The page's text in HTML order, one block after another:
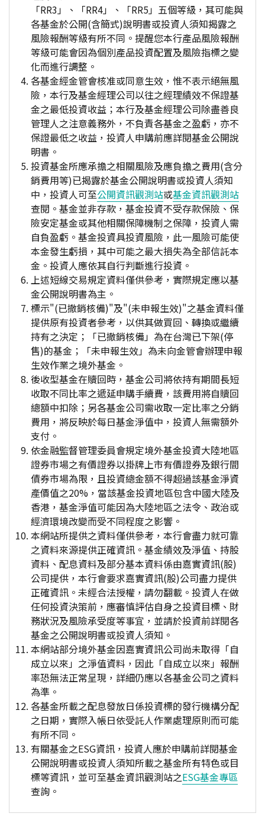
「RR3」、「RR4」、「RR5」五個等級，其可能與
各基金於公開(含簡式)說明書或投資人須知揭露之
風險報酬等級有所不同。提醒您本行產品風險報酬
等級可能會因為個別產品投資配置及風險指標之變
化而進行調整。
各基金經金管會核准或同意生效，惟不表示絕無風
險，本行及基金經理公司以往之經理績效不保證基
金之最低投資收益；本行及基金經理公司除盡善良
管理人之注意義務外，不負責各基金之盈虧，亦不
保證最低之收益，投資人申購前應詳閱基金公開說
明書。
投資基金所應承擔之相關風險及應負擔之費用(含分
銷費用等)已揭露於基金公開說明書或投資人須知
中，投資人可至公開資訊觀測站或基金資訊觀測站
查閱。基金並非存款，基金投資不受存款保險、保
險安定基金或其他相關保障機制之保障，投資人需
自負盈虧。基金投資具投資風險，此一風險可能使
本金發生虧損，其中可能之最大損失為全部信託本
金。投資人應依其自行判斷進行投資。
上述短線交易規定資料僅供參考，實際規定應以基
金公開說明書為主。
標示"(已撤銷核備)"及"(未申報生效)"之基金資料僅
提供原有投資者參考，以供其做買回、轉換或繼續
持有之決定；「已撤銷核備」為在台灣已下架(停
售)的基金；「未申報生效」為未向金管會辦理申報
生效作業之境外基金。
後收型基金在贖回時，基金公司將依持有期間長短
收取不同比率之遞延申購手續費，該費用將自贖回
總額中扣除；另各基金公司需收取一定比率之分銷
費用，將反映於每日基金淨值中，投資人無需額外
支付。
依金融監督管理委員會規定境外基金投資大陸地區
證券市場之有價證券以掛牌上市有價證券及銀行間
債券市場為限，且投資總金額不得超過該基金淨資
產價值之20%，當該基金投資地區包含中國大陸及
香港，基金淨值可能因為大陸地區之法令、政治或
經濟環境改變而受不同程度之影響。
本網站所提供之資料僅供參考，本行會盡力就可靠
之資料來源提供正確資訊。基金績效及淨值、持股
資料、配息資料及部分基本資料係由嘉實資訊(股)
公司提供，本行會要求嘉實資訊(股)公司盡力提供
正確資訊。未經合法授權，請勿翻載。投資人在做
任何投資決策前，應審慎評估自身之投資目標、財
務狀況及風險承受度等事宜，並請於投資前詳閱各
基金之公開說明書或投資人須知。
本網站部分境外基金因嘉實資訊公司尚未取得「自
成立以來」之淨值資料，因此「自成立以來」報酬
率恐無法正常呈現，詳細仍應以各基金公司之資料
為準。
各基金所載之配息發放日係投資標的發行機構分配
之日期，實際入帳日依受託人作業處理原則而可能
有所不同。
有關基金之ESG資訊，投資人應於申購前詳閱基金
公開說明書或投資人須知所載之基金所有特色或目
標等資訊，並可至基金資訊觀測站之ESG基金專區
查詢。